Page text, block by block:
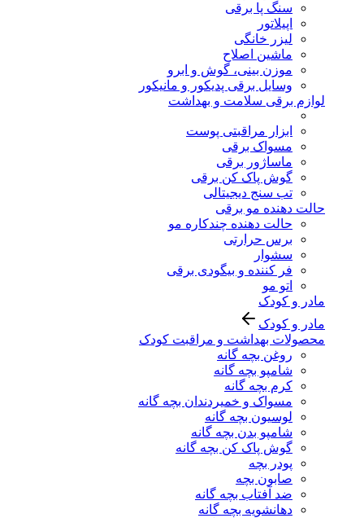
سنگ پا برقی
اپیلاتور
لیزر خانگی
ماشین اصلاح
موزن بینی، گوش و ابرو
وسایل برقی پدیکور و مانیکور
لوازم برقی سلامت و بهداشت
ابزار مراقبتی پوست
مسواک برقی
ماساژور برقی
گوش پاک کن برقی
تب سنج دیجیتالی
حالت دهنده مو برقی
حالت دهنده چندکاره مو
برس حرارتی
سشوار
فر کننده و بیگودی برقی
اتو مو
مادر و کودک
مادر و کودک
محصولات بهداشت و مراقبت کودک
روغن بچه گانه
شامپو بچه گانه
کرم بچه گانه
مسواک و خمیردندان بچه گانه
لوسیون بچه گانه
شامپو بدن بچه گانه
گوش پاک کن بچه گانه
پودر بچه
صابون بچه
ضد آفتاب بچه گانه
دهانشویه بچه گانه